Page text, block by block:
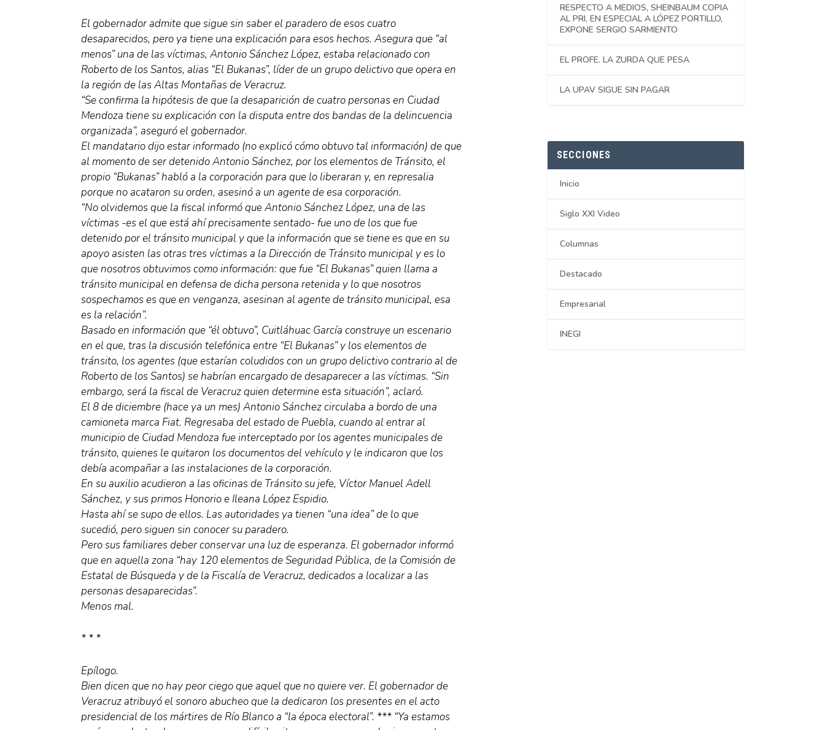
El gobernador admite que sigue sin saber el paradero de esos cuatro
desaparecidos, pero ya tiene una explicación para esos hechos. Asegura que “al
menos” una de las víctimas, Antonio Sánchez López, estaba relacionado con
Roberto de los Santos, alias “El Bukanas”, líder de un grupo delictivo que opera en
la región de las Altas Montañas de Veracruz.
“Se confirma la hipótesis de que la desaparición de cuatro personas en Ciudad
Mendoza tiene su explicación con la disputa entre dos bandas de la delincuencia
organizada”, aseguró el gobernador.
El mandatario dijo estar informado (no explicó cómo obtuvo tal información) de que
al momento de ser detenido Antonio Sánchez, por los elementos de Tránsito, el
propio “Bukanas” habló a la corporación para que lo liberaran y, en represalia
porque no acataron su orden, asesinó a un agente de esa corporación.
“No olvidemos que la fiscal informó que Antonio Sánchez López, una de las
víctimas -es el que está ahí precisamente sentado- fue uno de los que fue
detenido por el tránsito municipal y que la información que se tiene es que en su
apoyo asisten las otras tres víctimas a la Dirección de Tránsito municipal y es lo
que nosotros obtuvimos como información: que fue “El Bukanas” quien llama a
tránsito municipal en defensa de dicha persona retenida y lo que nosotros
sospechamos es que en venganza, asesinan al agente de tránsito municipal, esa
es la relación”.
Basado en información que “él obtuvo”, Cuitláhuac García construye un escenario
en el que, tras la discusión telefónica entre “El Bukanas” y los elementos de
tránsito, los agentes (que estarían coludidos con un grupo delictivo contrario al de
Roberto de los Santos) se habrían encargado de desaparecer a las víctimas. “Sin
embargo, será la fiscal de Veracruz quien determine esta situación”, aclaró.
El 8 de diciembre (hace ya un mes) Antonio Sánchez circulaba a bordo de una
camioneta marca Fiat. Regresaba del estado de Puebla, cuando al entrar al
municipio de Ciudad Mendoza fue interceptado por los agentes municipales de
tránsito, quienes le quitaron los documentos del vehículo y le indicaron que los
debía acompañar a las instalaciones de la corporación.
En su auxilio acudieron a las oficinas de Tránsito su jefe, Víctor Manuel Adell
Sánchez, y sus primos Honorio e Ileana López Espidio.
Hasta ahí se supo de ellos. Las autoridades ya tienen “una idea” de lo que
sucedió, pero siguen sin conocer su paradero.
Pero sus familiares deber conservar una luz de esperanza. El gobernador informó
que en aquella zona “hay 120 elementos de Seguridad Pública, de la Comisión de
Estatal de Búsqueda y de la Fiscalía de Veracruz, dedicados a localizar a las
personas desaparecidas”.
Menos mal.
* * *
Epílogo.
Bien dicen que no hay peor ciego que aquel que no quiere ver. El gobernador de
Veracruz atribuyó el sonoro abucheo que la dedicaron los presentes en el acto
presidencial de los mártires de Río Blanco a “la época electoral”. *** “Ya estamos
RESPECTO A MEDIOS, SHEINBAUM COPIA
AL PRI, EN ESPECIAL A LÓPEZ PORTILLO,
EXPONE SERGIO SARMIENTO
EL PROFE. LA ZURDA QUE PESA
LA UPAV SIGUE SIN PAGAR
SECCIONES
Inicio
Siglo XXI Video
Columnas
Destacado
Empresarial
INEGI